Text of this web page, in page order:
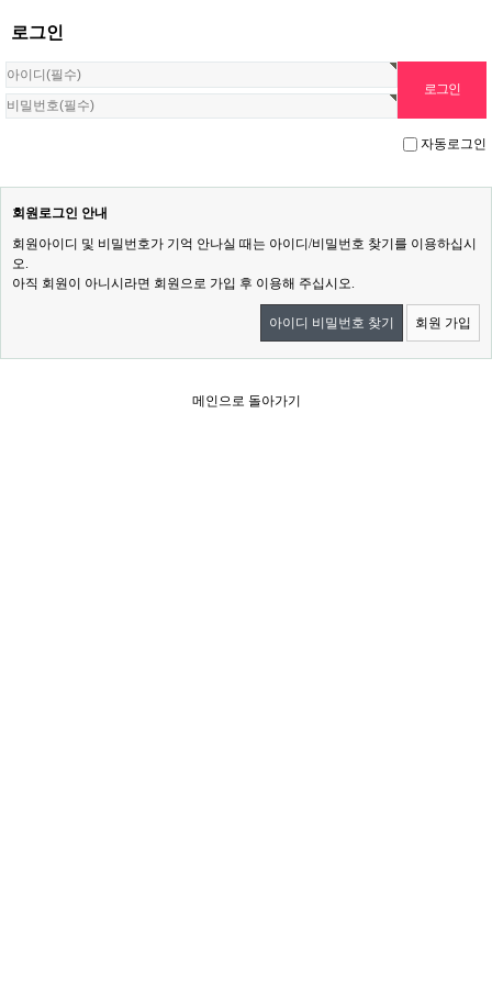
로그인
자동로그인
회원로그인 안내
회원아이디 및 비밀번호가 기억 안나실 때는 아이디/비밀번호 찾기를 이용하십시
오.
아직 회원이 아니시라면 회원으로 가입 후 이용해 주십시오.
아이디 비밀번호 찾기 회원 가입
메인으로 돌아가기